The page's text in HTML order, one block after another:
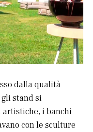
dalla qualità
gli stand si
artistiche, i banchi
con le sculture